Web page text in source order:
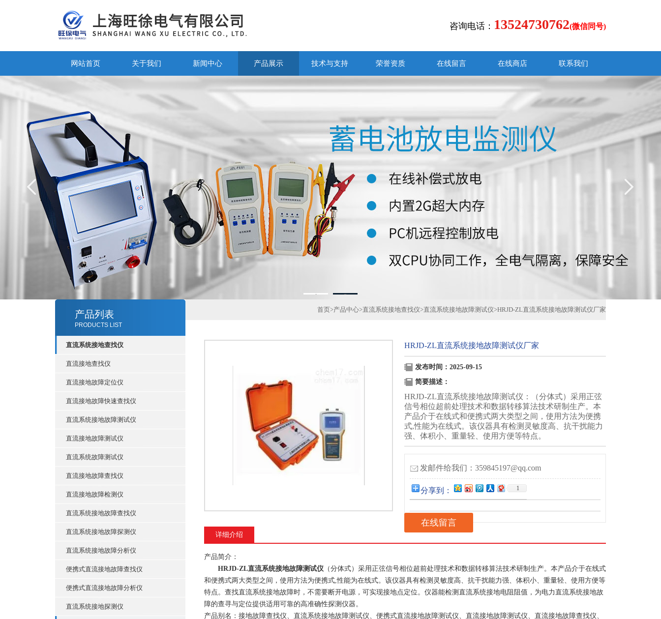
咨询电话： 13524730762(微信同号)
网站首页 关于我们 新闻中心 产品展示 技术与支持 荣誉资质 在线留言 在线商店 联系我们
1 2
产品列表
PRODUCTS LIST
直流系统接地查找仪
直流接地查找仪
直流接地故障定位仪
直流接地故障快速查找仪
直流系统接地故障测试仪
直流接地故障测试仪
直流系统故障测试仪
直流接地故障查找仪
直流接地故障检测仪
直流系统接地故障查找仪
直流系统接地故障探测仪
直流系统接地故障分析仪
便携式直流接地故障查找仪
便携式直流接地故障分析仪
直流系统接地探测仪
首页>产品中心>直流系统接地查找仪>直流系统接地故障测试仪>HRJD-ZL直流系统接地故障测试仪厂家
HRJD-ZL直流系统接地故障测试仪厂家
发布时间：2025-09-15
简要描述：
HRJD-ZL直流系统接地故障测试仪：（分体式）采用正弦
信号相位超前处理技术和数据转移算法技术研制生产。本
产品介于在线式和便携式两大类型之间，使用方法为便携
式,性能为在线式。该仪器具有检测灵敏度高、抗干扰能力
强、体积小、重量轻、使用方便等特点。
发邮件给我们：359845197@qq.com
分享到： 1
在线留言
详细介绍
产品简介：
HRJD-ZL直流系统接地故障测试仪 （分体式）采用正弦信号相位超前处理技术和数据转移算法技术研制生产。本产品介于在线式
和便携式两大类型之间，使用方法为便携式,性能为在线式。该仪器具有检测灵敏度高、抗干扰能力强、体积小、重量轻、使用方便等
特点。查找直流系统接地故障时，不需要断开电源，可实现接地点定位。仪器能检测直流系统接地电阻阻值，为电力直流系统接地故
障的查寻与定位提供适用可靠的高准确性探测仪器。
产品别名：接地故障查找仪、直流系统接地故障测试仪、便携式直流接地故障测试仪、直流接地故障测试仪、直流接地故障查找仪、